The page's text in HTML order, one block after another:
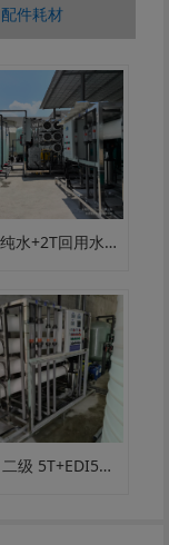
配件耗材
6+4+2T超纯水+2T回用水设备
一级 8T + 二级 5T+EDI5T 超纯水设备｜电子 / 半导体 / 超纯水定制